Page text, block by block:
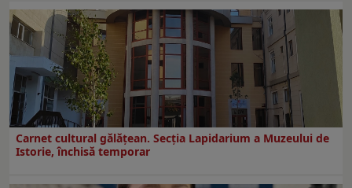
Carnet cultural gălăţean. Secţia Lapidarium a Muzeului de
Istorie, închisă temporar